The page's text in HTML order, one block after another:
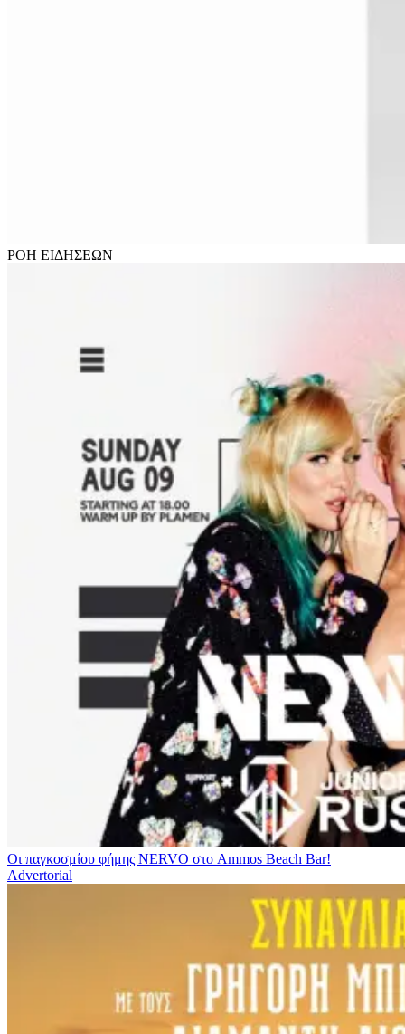
ΡΟΗ ΕΙΔΗΣΕΩΝ
Οι παγκοσμίου φήμης NERVO στο Ammos Beach Bar!
Advertorial